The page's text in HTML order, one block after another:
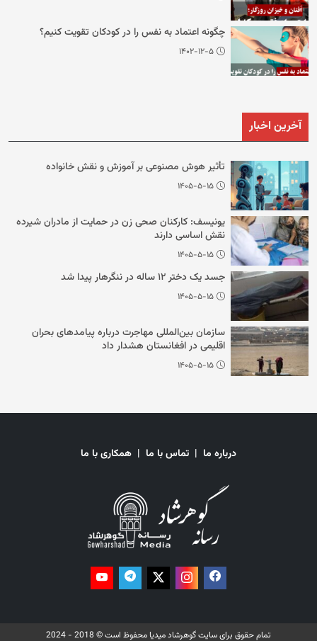
چگونه اعتماد به نفس را در کودکان تقویت کنیم؟
۱۴۰۲-۱۲-۵
آخرین اخبار
تأثیر هوش مصنوعی بر آموزش و نقش خانواده
۱۴۰۵-۵-۱۵
یونیسف: کارکنان صحی زن در حمایت از مادران شیرده
نقش اساسی دارند
۱۴۰۵-۵-۱۵
جسد یک دختر ۱۲ ساله در ننگرهار پیدا شد
۱۴۰۵-۵-۱۵
سازمان بین‌المللی مهاجرت درباره پیامدهای بحران
اقلیمی در افغانستان هشدار داد
۱۴۰۵-۵-۱۵
درباره ما | تماس با ما | همکاری با ما
تمام حقوق برای سایت گوهرشاد میدیا محفوظ است © 2018 - 2024